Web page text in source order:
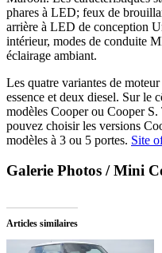
phares à LED; feux de
arrière à LED de conception
intérieur, modes de conduite
éclairage ambiant.
Les quatre variantes de
essence et deux diesel. Sur le
modèles Cooper ou Cooper
pouvez choisir les versions
modèles à 3 ou 5 portes. Site
Galerie Photos / Mini
Articles similaires